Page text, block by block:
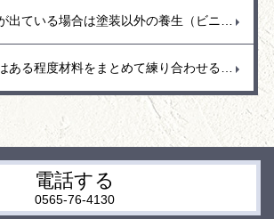
普段は雨の予想が出ている場合は塗装以外の養生（ビニール貼り）や清掃や下地処理など雨がいつ降っても大丈夫のように体制を整えてます。
屋根塗装の場合はある程度材料をまとめて練り合わせる（2液型塗料）ので、材料の効果反応を少しでも抑えるために材料は日陰に置くなど保管場所も考えて作業しています。
電話する
0565-76-4130